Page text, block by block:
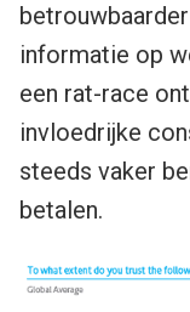
informatie op
een rat-race
invloedrijke
steeds vaker
betalen.